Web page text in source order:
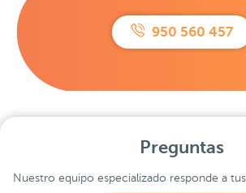
950 560 457
Preguntas
Nuestro equipo especializado responde a